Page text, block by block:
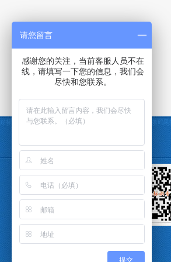
贴标机厂家 打印贴标机 贴标机
请您留言
感谢您的关注，当前客服人员不在
线，请填写一下您的信息，我们会
尽快和您联系。
提交